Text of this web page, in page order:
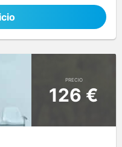
PRECIO
126 €